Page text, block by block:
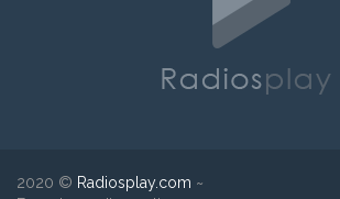
2020 © Radiosplay.com ~